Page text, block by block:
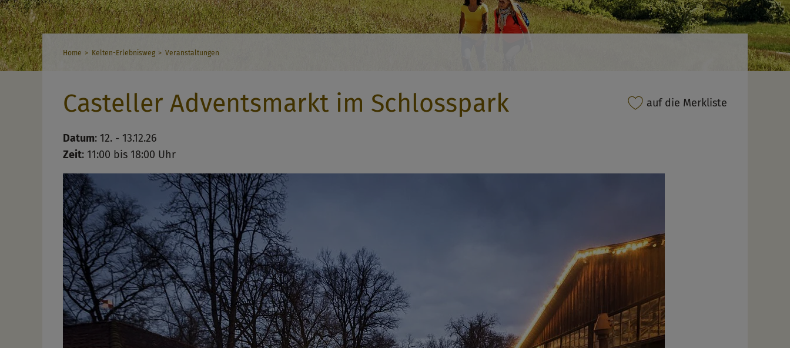
Home Kelten-Erlebnisweg Veranstaltungen
auf die Merkliste
Casteller Adventsmarkt im Schlosspark
Datum: 12. - 13.12.26
Zeit: 11:00 bis 18:00 Uhr